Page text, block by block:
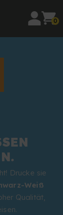
0
Drucke sie
Weiß
Qualität,